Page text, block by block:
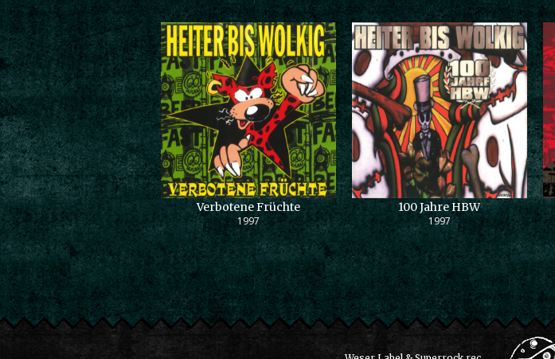
Verbotene Früchte
1997
100 Jahre HBW
1997